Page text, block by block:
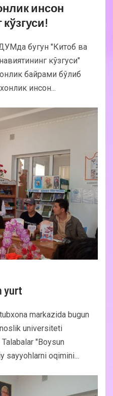
инсон
бугун "Китоб ва
кўзгуси"
байрами бўлиб
инсон...
yurt
markazida bugun
universiteti
"Boysun
sayyohlarni oqimini...